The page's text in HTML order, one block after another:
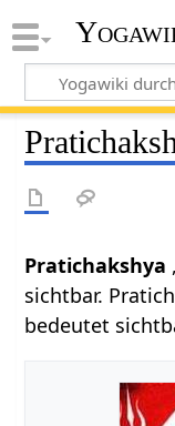
Pratichakshya ,
sichtbar.
bedeutet